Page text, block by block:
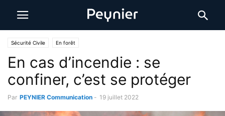
Sécurité Civile En forêt
En cas d’incendie : se
confiner, c’est se protéger
Par PEYNIER Communication - 19 juillet 2022